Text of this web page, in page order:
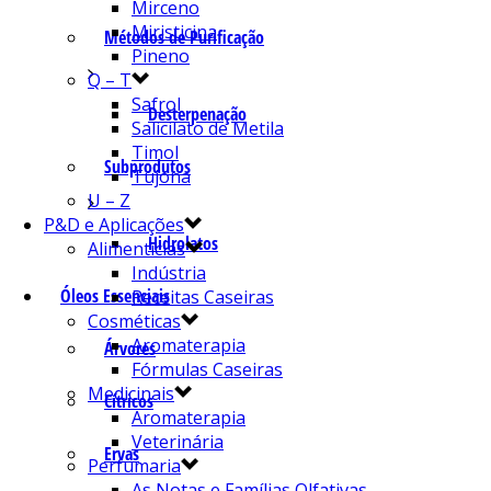
Métodos de Purificação
Desterpenação
Subprodutos
Hidrolatos
Óleos Essenciais
Árvores
Cítricos
Ervas
Mirceno
Miristicina
Pineno
Q – T
Safrol
Salicilato de Metila
Timol
Tujona
U – Z
P&D e Aplicações
Alimentícias
Indústria
Receitas Caseiras
Cosméticas
Aromaterapia
Fórmulas Caseiras
Medicinais
Aromaterapia
Veterinária
Perfumaria